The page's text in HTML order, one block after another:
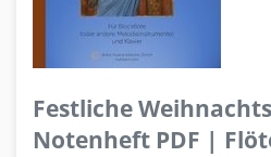
Festliche
Notenheft PDF |